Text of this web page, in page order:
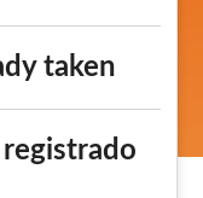
taken
registrado